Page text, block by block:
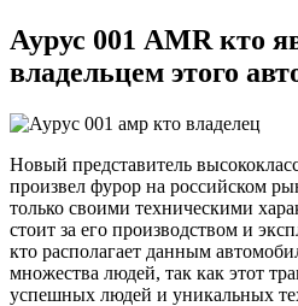
Аурус 001 AMR кто
владельцем этого
Новый представитель
произвел фурор на российском
только своими техническими
стоит за его производством и
кто располагает данным
множества людей, так как этот
успешных людей и уникальных